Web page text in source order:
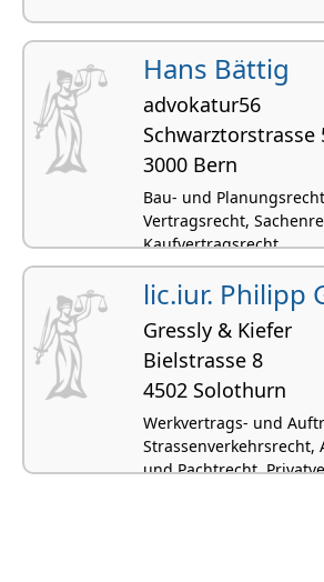
Hans Bättig
advokatur56
Schwarztorstrasse
3000 Bern
Bau- und
Vertragsrecht,
Kaufvertragsrecht
lic.iur. Philipp
Gressly & Kiefer
Bielstrasse 8
4502 Solothurn
Werkvertrags- und
Strassenverkehrsrecht,
und Pachtrecht,